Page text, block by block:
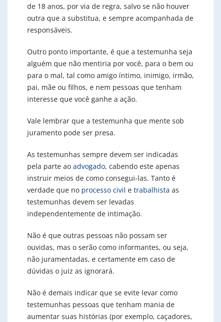
de 18 anos, por via de regra, salvo se não houver
outra que a substitua, e sempre acompanhada de
responsáveis.
Outro ponto importante, é que a testemunha seja
alguém que não mentiria por você, para o bem ou
para o mal, tal como amigo íntimo, inimigo, irmão,
pai, mãe ou filhos, e nem pessoas que tenham
interesse que você ganhe a ação.
Vale lembrar que a testemunha que mente sob
juramento pode ser presa.
As testemunhas sempre devem ser indicadas
pela parte ao advogado, cabendo este apenas
instruir meios de como consegui-las. Tanto é
verdade que no processo civil e trabalhista as
testemunhas devem ser levadas
independentemente de intimação.
Não é que outras pessoas não possam ser
ouvidas, mas o serão como informantes, ou seja,
não juramentadas, e certamente em caso de
dúvidas o juiz as ignorará.
Não é demais indicar que se evite levar como
testemunhas pessoas que tenham mania de
aumentar suas histórias (por exemplo, caçadores,